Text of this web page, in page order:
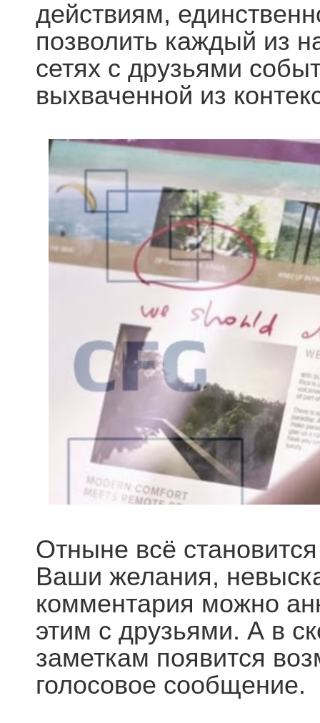
действиям,
позволить каждый из
сетях с друзьями
выхваченной из
Отныне всё
Ваши желания,
комментария можно
этим с друзьями. А в
заметкам появится
голосовое сообщение.